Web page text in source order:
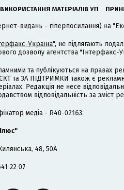
МАТЕРІАЛІВ УП
видань - гіперпосилання) на
Україна", не підлягають
дозволу агентства "Інтерфакс-
та публікуються на правах
та ЗА ПІДТРИМКИ також є
Редакція не несе
відповідальність за зміст
медіа - R40-02163.
48, 50А
22 07